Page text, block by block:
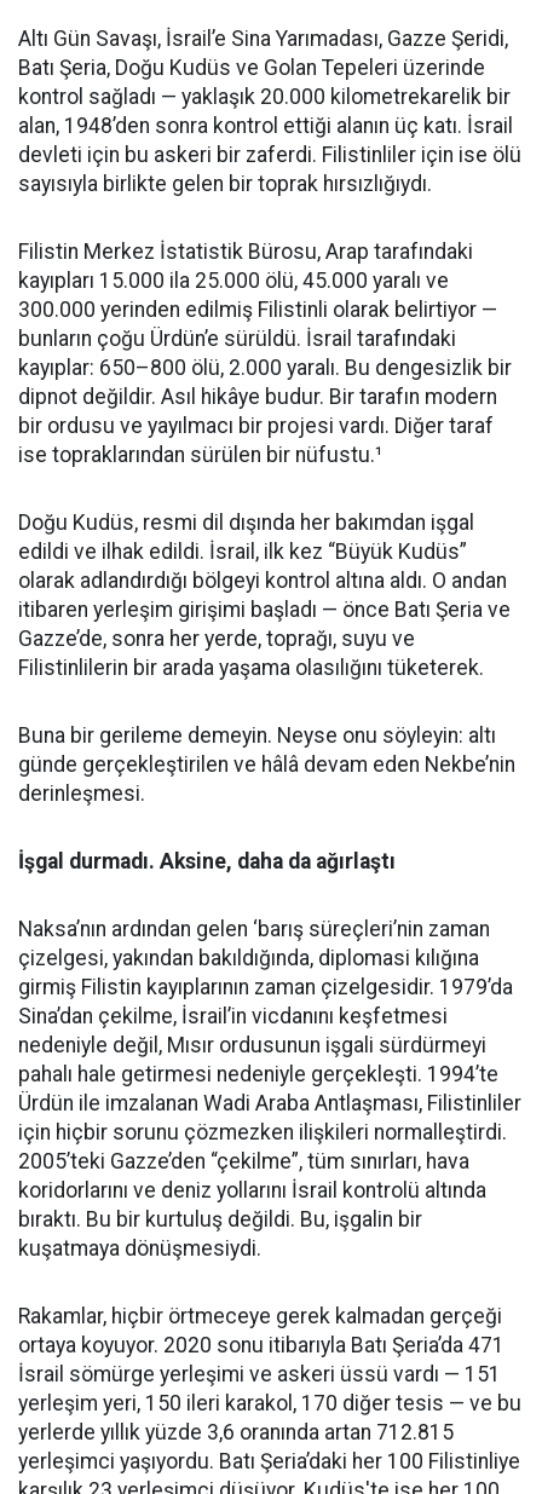
Altı Gün Savaşı, İsrail’e Sina Yarımadası, Gazze Şeridi,
Batı Şeria, Doğu Kudüs ve Golan Tepeleri üzerinde
kontrol sağladı — yaklaşık 20.000 kilometrekarelik bir
alan, 1948’den sonra kontrol ettiği alanın üç katı. İsrail
devleti için bu askeri bir zaferdi. Filistinliler için ise ölü
sayısıyla birlikte gelen bir toprak hırsızlığıydı.
Filistin Merkez İstatistik Bürosu, Arap tarafındaki
kayıpları 15.000 ila 25.000 ölü, 45.000 yaralı ve
300.000 yerinden edilmiş Filistinli olarak belirtiyor —
bunların çoğu Ürdün’e sürüldü. İsrail tarafındaki
kayıplar: 650–800 ölü, 2.000 yaralı. Bu dengesizlik bir
dipnot değildir. Asıl hikâye budur. Bir tarafın modern
bir ordusu ve yayılmacı bir projesi vardı. Diğer taraf
ise topraklarından sürülen bir nüfustu.¹
Doğu Kudüs, resmi dil dışında her bakımdan işgal
edildi ve ilhak edildi. İsrail, ilk kez “Büyük Kudüs”
olarak adlandırdığı bölgeyi kontrol altına aldı. O andan
itibaren yerleşim girişimi başladı — önce Batı Şeria ve
Gazze’de, sonra her yerde, toprağı, suyu ve
Filistinlilerin bir arada yaşama olasılığını tüketerek.
Buna bir gerileme demeyin. Neyse onu söyleyin: altı
günde gerçekleştirilen ve hâlâ devam eden Nekbe’nin
derinleşmesi.
İşgal durmadı. Aksine, daha da ağırlaştı
Naksa’nın ardından gelen ‘barış süreçleri’nin zaman
çizelgesi, yakından bakıldığında, diplomasi kılığına
girmiş Filistin kayıplarının zaman çizelgesidir. 1979’da
Sina’dan çekilme, İsrail’in vicdanını keşfetmesi
nedeniyle değil, Mısır ordusunun işgali sürdürmeyi
pahalı hale getirmesi nedeniyle gerçekleşti. 1994’te
Ürdün ile imzalanan Wadi Araba Antlaşması, Filistinliler
için hiçbir sorunu çözmezken ilişkileri normalleştirdi.
2005’teki Gazze’den “çekilme”, tüm sınırları, hava
koridorlarını ve deniz yollarını İsrail kontrolü altında
bıraktı. Bu bir kurtuluş değildi. Bu, işgalin bir
kuşatmaya dönüşmesiydi.
Rakamlar, hiçbir örtmeceye gerek kalmadan gerçeği
ortaya koyuyor. 2020 sonu itibarıyla Batı Şeria’da 471
İsrail sömürge yerleşimi ve askeri üssü vardı — 151
yerleşim yeri, 150 ileri karakol, 170 diğer tesis — ve bu
yerlerde yıllık yüzde 3,6 oranında artan 712.815
yerleşimci yaşıyordu. Batı Şeria’daki her 100 Filistinliye